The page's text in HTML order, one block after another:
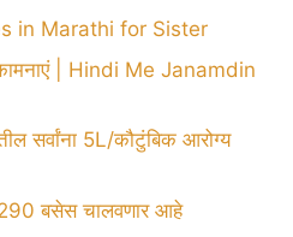
in Marathi for Sister
| Hindi Me Janamdin
सर्वांना 5L/कौटुंबिक आरोग्य
290 बसेस चालवणार आहे